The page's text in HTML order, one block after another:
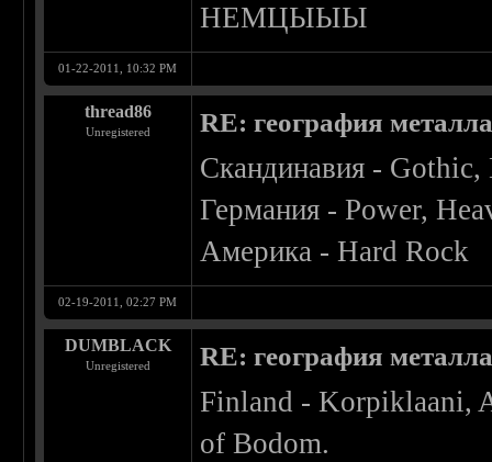
НЕМЦЫЫЫ
01-22-2011, 10:32 PM
thread86
Unregistered RE: география
Скандинавия - Gothic,
Германия - Power,
Америка - Hard Rock
02-19-2011, 02:27 PM
DUMBLACK
Unregistered RE: география
Finland - Korpiklaani,
of Bodom.